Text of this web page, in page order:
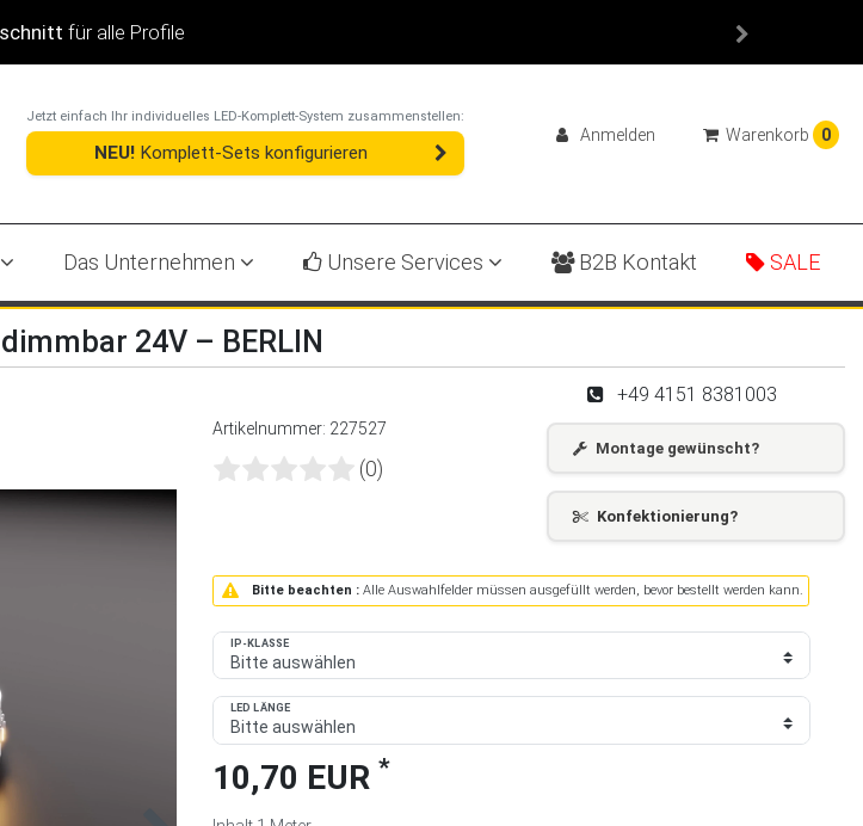
Jetzt einfach Ihr individuelles LED-Komplett-System zusammenstellen:
NEU!Komplett-Sets konfigurieren
Anmelden Warenkorb 0
Das Unternehmen Unsere Services B2B Kontakt SALE
24V – BERLIN
+49 4151 8381003
Artikelnummer: 227527
(0)
Montage gewünscht?
Konfektionierung?
Bitte beachten : Alle Auswahlfelder müssen ausgefüllt werden, bevor bestellt werden kann.
IP-KLASSE
LED LÄNGE
10,70 EUR *